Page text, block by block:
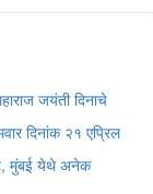
जयंती दिनाचे
दिनांक २१ एप्रिल
मुंबई येथे अनेक